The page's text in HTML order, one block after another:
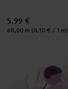
5,99 €
Inhalt:
60,00 m (0,10 € / 1 m)